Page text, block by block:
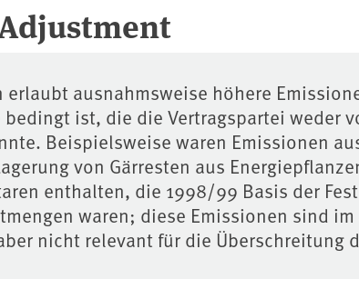
erlaubt ausnahmsweise höhere
ist, die die Vertragspartei weder
Beispielsweise waren Emissionen
von Gärresten aus
enthalten, die 1998/99 Basis der
waren; diese Emissionen sind
nicht relevant für die Überschreitung